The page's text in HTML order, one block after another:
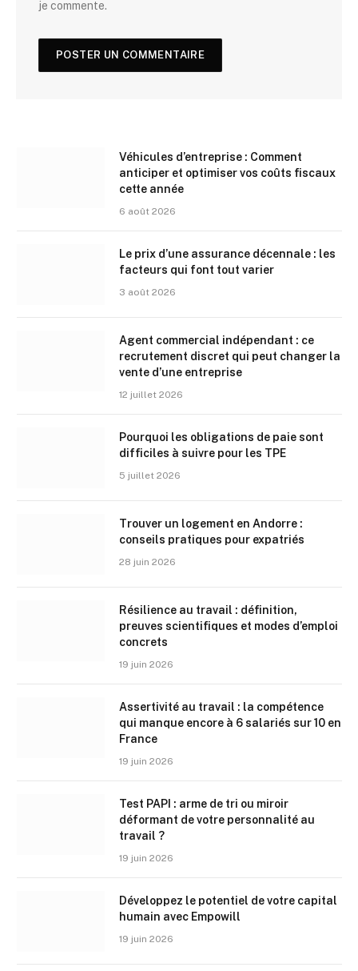
je commente.
Véhicules d’entreprise : Comment
anticiper et optimiser vos coûts fiscaux
cette année
6 août 2026
Le prix d’une assurance décennale : les
facteurs qui font tout varier
3 août 2026
Agent commercial indépendant : ce
recrutement discret qui peut changer la
vente d’une entreprise
12 juillet 2026
Pourquoi les obligations de paie sont
difficiles à suivre pour les TPE
5 juillet 2026
Trouver un logement en Andorre :
conseils pratiques pour expatriés
28 juin 2026
Résilience au travail : définition,
preuves scientifiques et modes d’emploi
concrets
19 juin 2026
Assertivité au travail : la compétence
qui manque encore à 6 salariés sur 10 en
France
19 juin 2026
Test PAPI : arme de tri ou miroir
déformant de votre personnalité au
travail ?
19 juin 2026
Développez le potentiel de votre capital
humain avec Empowill
19 juin 2026